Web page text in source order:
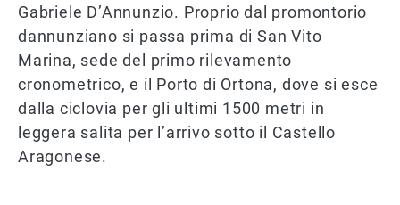
Gabriele D’Annunzio. Proprio dal promontorio
dannunziano si passa prima di San Vito
Marina, sede del primo rilevamento
cronometrico, e il Porto di Ortona, dove si esce
dalla ciclovia per gli ultimi 1500 metri in
leggera salita per l’arrivo sotto il Castello
Aragonese.